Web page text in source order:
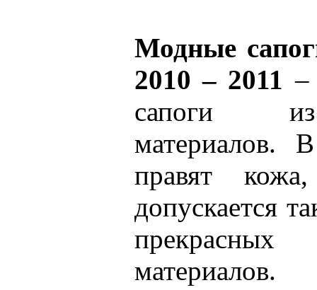
Модные
2010 – 2011 –
сапоги
материалов.
правят
допускается
материалов.